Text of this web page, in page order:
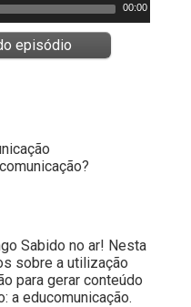
00:00
episódio
Sabido no ar! Nesta
sobre a utilização
para gerar conteúdo
a educomunicação.